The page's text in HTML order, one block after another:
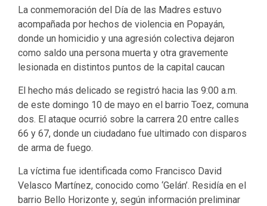
La conmemoración del Día de las Madres estuvo
acompañada por hechos de violencia en Popayán,
donde un homicidio y una agresión colectiva dejaron
como saldo una persona muerta y otra gravemente
lesionada en distintos puntos de la capital caucan
El hecho más delicado se registró hacia las 9:00 a.m.
de este domingo 10 de mayo en el barrio Toez, comuna
dos. El ataque ocurrió sobre la carrera 20 entre calles
66 y 67, donde un ciudadano fue ultimado con disparos
de arma de fuego.
La víctima fue identificada como Francisco David
Velasco Martínez, conocido como ‘Gelán’. Residía en el
barrio Bello Horizonte y, según información preliminar